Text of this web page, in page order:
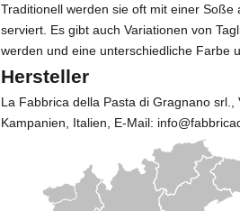
Traditionell werden sie oft mit einer
serviert. Es gibt auch Variationen von
werden und eine unterschiedliche Farbe
Hersteller
La Fabbrica della Pasta di Gragnano srl.
Kampanien, Italien, E-Mail: